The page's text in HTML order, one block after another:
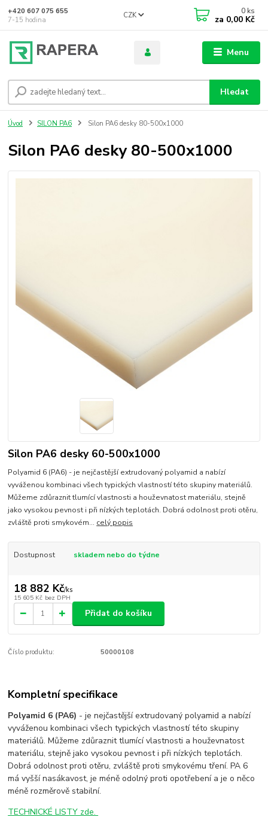
Menu
CZK
Hledat
+420 607 075 655
7-15 hodina
0 ks
za 0,00 Kč
Úvod SILON PA6 Silon PA6 desky 80-500x1000
Silon PA6 desky 80-500x1000
Silon PA6 desky 60-500x1000
Polyamid 6 (PA6) - je nejčastější extrudovaný polyamid a nabízí
vyváženou kombinaci všech typických vlastností této skupiny materiálů.
Můžeme zdůraznit tlumící vlastnosti a houževnatost materiálu, stejně
jako vysokou pevnost i při nízkých teplotách. Dobrá odolnost proti otěru,
zvláště proti smykovém... celý popis
Dostupnost skladem nebo do týdne
18 882 Kč/ks
15 605 Kč bez DPH
Přidat do košíku
Číslo produktu: 50000108
Kompletní specifikace
Polyamid 6 (PA6) - je nejčastější extrudovaný polyamid a nabízí
vyváženou kombinaci všech typických vlastností této skupiny
materiálů. Můžeme zdůraznit tlumící vlastnosti a houževnatost
materiálu, stejně jako vysokou pevnost i při nízkých teplotách.
Dobrá odolnost proti otěru, zvláště proti smykovému tření. PA 6
má vyšší nasákavost, je méně odolný proti opotřebení a je o něco
méně rozměrově stabilní.
TECHNICKÉ LISTY zde.